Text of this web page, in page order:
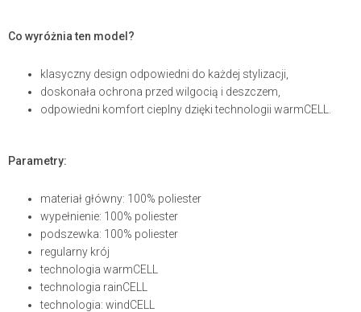
Co wyróżnia ten model?
klasyczny design odpowiedni do każdej stylizacji,
doskonała ochrona przed wilgocią i deszczem,
odpowiedni komfort cieplny dzięki technologii warmCELL.
Parametry:
materiał główny: 100% poliester
wypełnienie: 100% poliester
podszewka: 100% poliester
regularny krój
technologia warmCELL
technologia rainCELL
technologia: windCELL